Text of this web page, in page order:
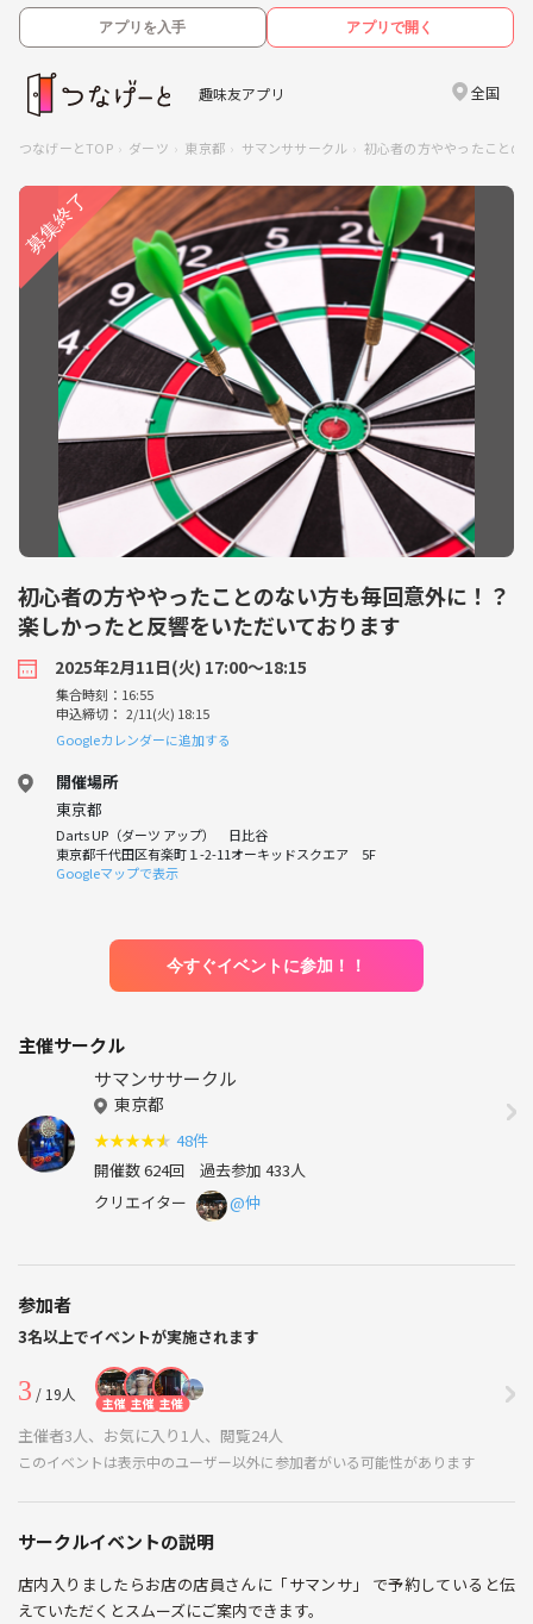
アプリを入手 アプリで開く
趣味友アプリ 全国
つなげーとTOP ダーツ 東京都 サマンササークル 初心者の方ややったことの
初心者の方ややったことのない方も毎回意外に！？
楽しかったと反響をいただいております
2025年2月11日(火) 17:00〜18:15
集合時刻：16:55
申込締切： 2/11(火) 18:15
Googleカレンダーに追加する
開催場所
東京都
Darts UP（ダーツ アップ） 日比谷
東京都千代田区有楽町１-2-11オーキッドスクエア 5F
Googleマップで表示
今すぐイベントに参加！！
主催サークル
サマンササークル
東京都
★★★★★ 48件
開催数 624回 過去参加 433人
クリエイター
@仲
参加者
3名以上でイベントが実施されます
3 / 19人 主催 主催 主催
主催者3人、お気に入り1人、閲覧24人
このイベントは表示中のユーザー以外に参加者がいる可能性があります
サークルイベントの説明
店内入りましたらお店の店員さんに「サマンサ」 で予約していると伝
えていただくとスムーズにご案内できます。